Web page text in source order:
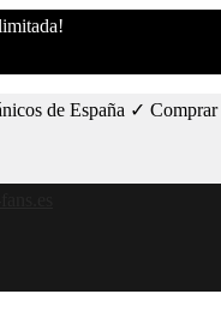
de España ✓ Comprar